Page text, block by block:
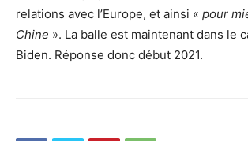
relations avec l’Europe, et ainsi « pour
Chine ». La balle est maintenant dans le
Biden. Réponse donc début 2021.